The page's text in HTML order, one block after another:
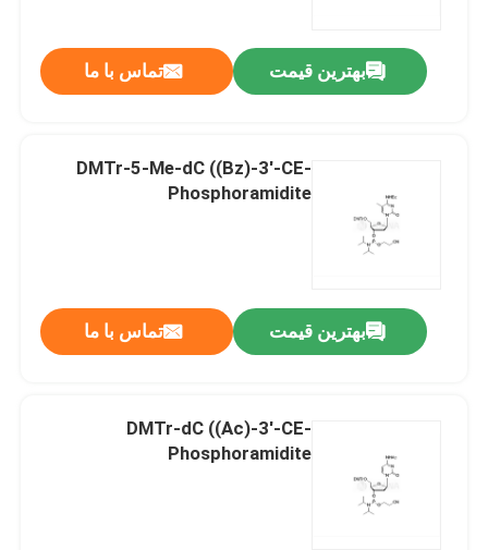
بهترین قیمت تماس با ما
DMTr-5-Me-dC ((Bz)-3'-CE-
Phosphoramidite
بهترین قیمت تماس با ما
DMTr-dC ((Ac)-3'-CE-
Phosphoramidite